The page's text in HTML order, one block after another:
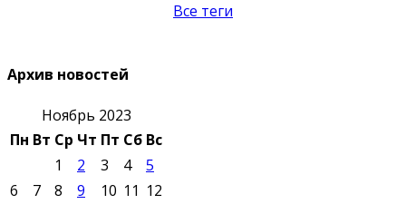
Все теги
Архив новостей
Ноябрь 2023
Пн Вт Ср Чт Пт Сб Вс
1
2 3 4
5
6
7 8 9 10 11 12